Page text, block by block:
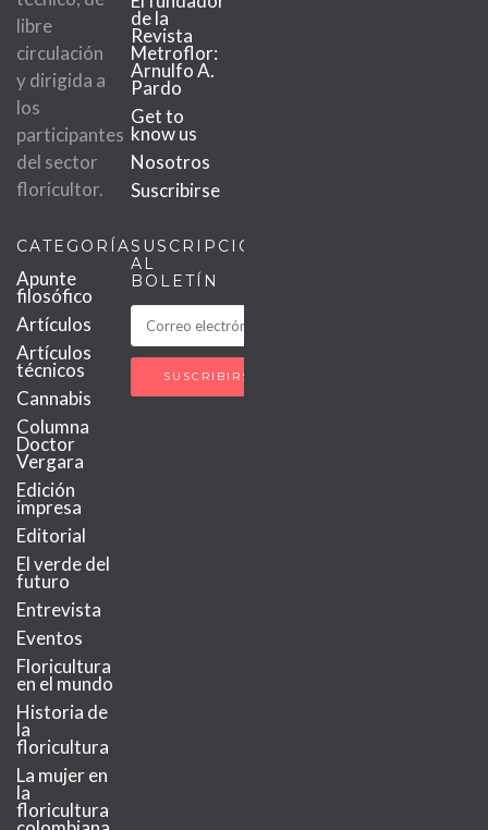
libre
circulación
y dirigida a
los
participantes
del sector
floricultor.
de la
Revista
Metroflor:
Arnulfo A.
Pardo
Get to
know us
Nosotros
Suscribirse
CATEGORÍAS
Apunte
filosófico
Artículos
Artículos
técnicos
Cannabis
Columna
Doctor
Vergara
Edición
impresa
Editorial
El verde del
futuro
Entrevista
Eventos
Floricultura
en el mundo
Historia de
la
floricultura
La mujer en
la
floricultura
SUSCRIPCIÓN
AL
BOLETÍN